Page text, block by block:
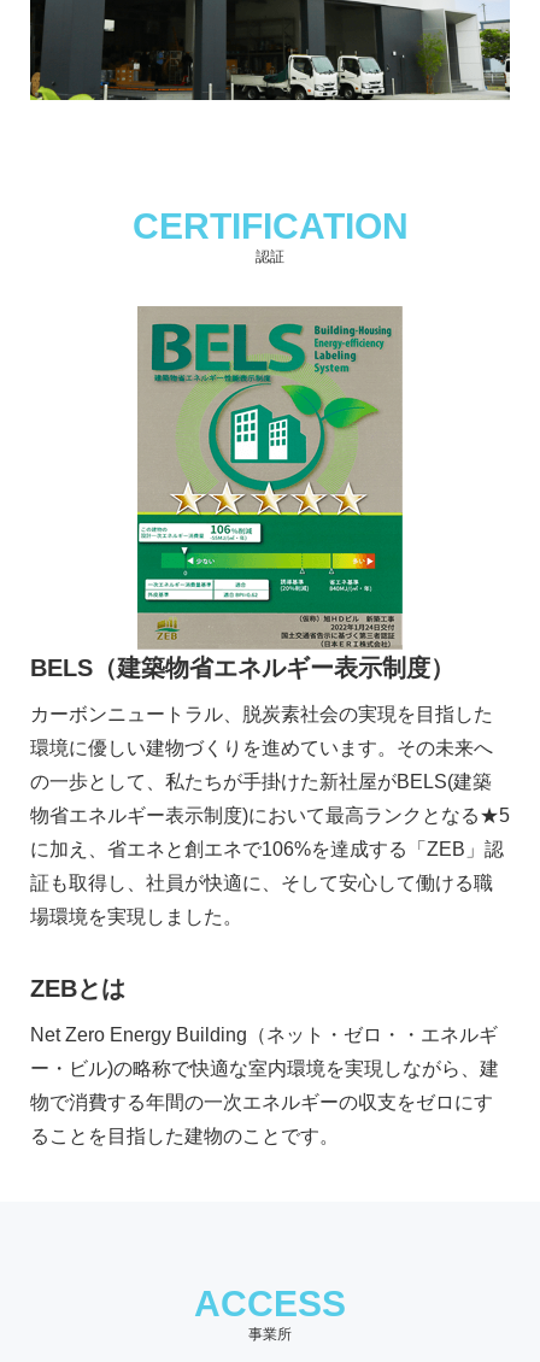
CERTIFICATION
認証
BELS（建築物省エネルギー表示制度）
カーボンニュートラル、脱炭素社会の実現を目指した
環境に優しい建物づくりを進めています。その未来へ
の一歩として、私たちが手掛けた新社屋がBELS(建築
物省エネルギー表示制度)において最高ランクとなる★5
に加え、省エネと創エネで106%を達成する「ZEB」認
証も取得し、社員が快適に、そして安心して働ける職
場環境を実現しました。
ZEBとは
Net Zero Energy Building（ネット・ゼロ・・エネルギ
ー・ビル)の略称で快適な室内環境を実現しながら、建
物で消費する年間の一次エネルギーの収支をゼロにす
ることを目指した建物のことです。
ACCESS
事業所